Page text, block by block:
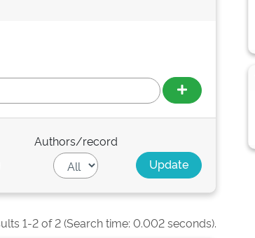
Authors/record
1-2 of 2 (Search time: 0.002 seconds).